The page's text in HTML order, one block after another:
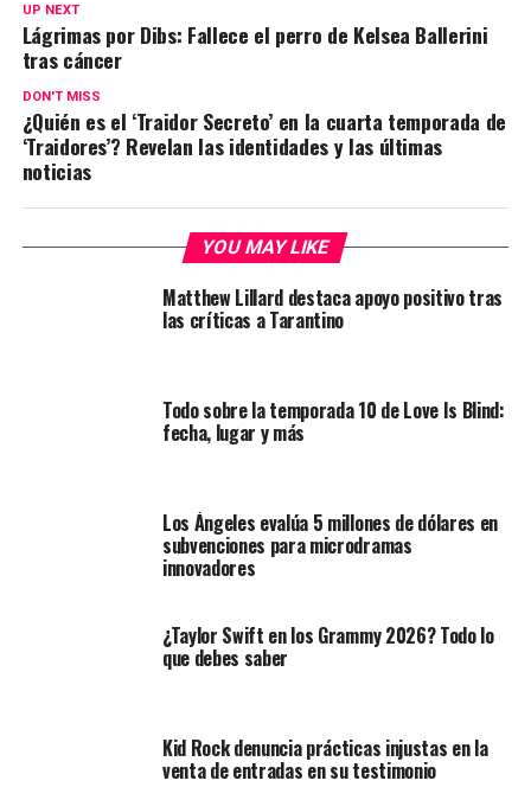
UP NEXT
Lágrimas por Dibs: Fallece el perro de Kelsea Ballerini
tras cáncer
DON'T MISS
¿Quién es el ‘Traidor Secreto’ en la cuarta temporada de
‘Traidores’? Revelan las identidades y las últimas
noticias
YOU MAY LIKE
Matthew Lillard destaca apoyo positivo tras
las críticas a Tarantino
Todo sobre la temporada 10 de Love Is Blind:
fecha, lugar y más
Los Ángeles evalúa 5 millones de dólares en
subvenciones para microdramas
innovadores
¿Taylor Swift en los Grammy 2026? Todo lo
que debes saber
Kid Rock denuncia prácticas injustas en la
venta de entradas en su testimonio